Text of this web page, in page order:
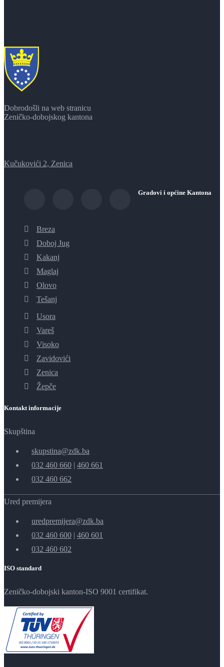
Dobrodošli na web stranicu
Zeničko-dobojskog kantona
Kučukovići 2, Zenica
Gradovi i općine Kantona
Breza
Doboj Jug
Kakanj
Maglaj
Olovo
Tešanj
Usora
Vareš
Visoko
Zavidovići
Zenica
Žepče
Kontakt informacije
Skupština
skupstina@zdk.ba
032 460 660 | 460 661
032 460 662
Ured premijera
uredpremijera@zdk.ba
032 460 600 | 460 601
032 460 602
ISO standard
Zeničko-dobojski kanton-ISO 9001 certifikat.